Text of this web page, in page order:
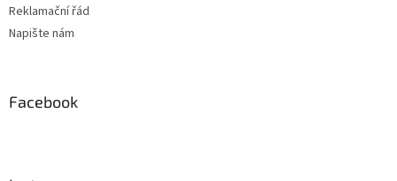
Reklamační řád
Napište nám
Facebook